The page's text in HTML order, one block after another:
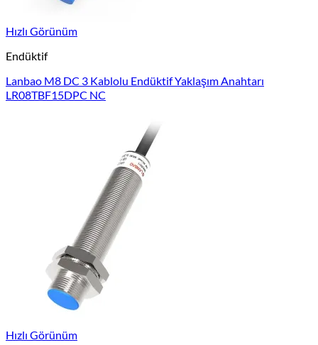
Hızlı Görünüm
Endüktif
Lanbao M8 DC 3 Kablolu Endüktif Yaklaşım Anahtarı
LR08TBF15DPC NC
Hızlı Görünüm